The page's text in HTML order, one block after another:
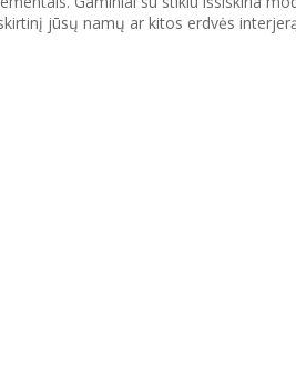
jūsų namų ar kitos erdvės